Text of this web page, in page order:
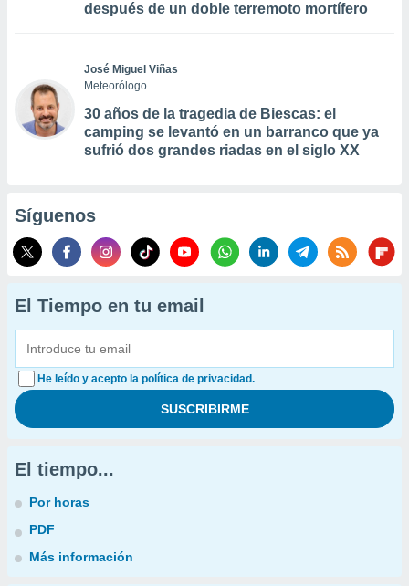
después de un doble terremoto mortífero
José Miguel Viñas
Meteorólogo
30 años de la tragedia de Biescas: el
camping se levantó en un barranco que ya
sufrió dos grandes riadas en el siglo XX
Síguenos
El Tiempo en tu email
He leído y acepto la política de privacidad.
El tiempo...
Por horas
PDF
Más información